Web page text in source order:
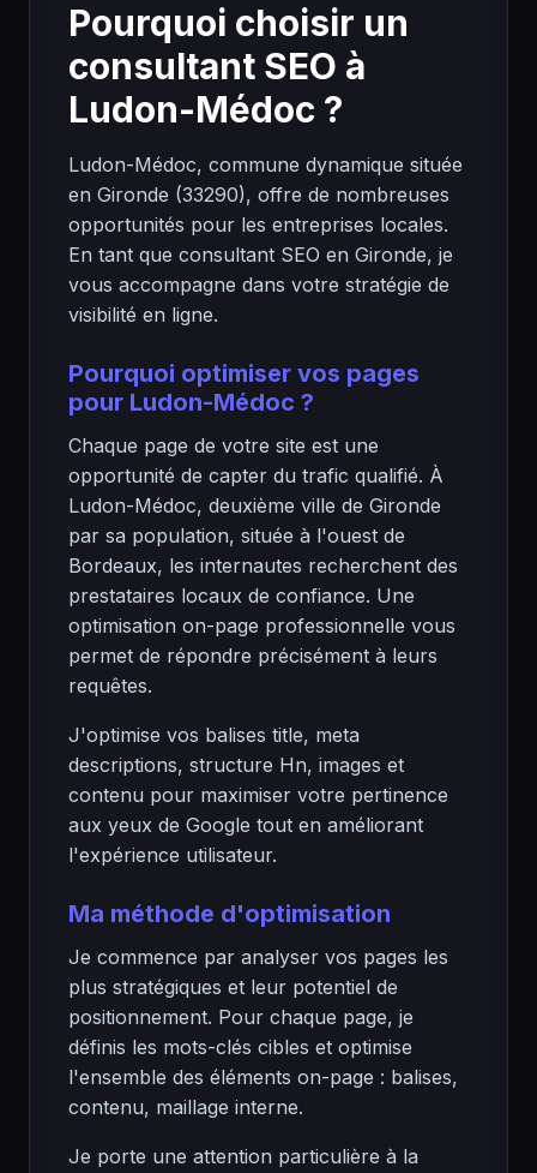
Pourquoi choisir un
consultant SEO à
Ludon-Médoc ?
Ludon-Médoc, commune dynamique située
en Gironde (33290), offre de nombreuses
opportunités pour les entreprises locales.
En tant que consultant SEO en Gironde, je
vous accompagne dans votre stratégie de
visibilité en ligne.
Pourquoi optimiser vos pages
pour Ludon-Médoc ?
Chaque page de votre site est une
opportunité de capter du trafic qualifié. À
Ludon-Médoc, deuxième ville de Gironde
par sa population, située à l'ouest de
Bordeaux, les internautes recherchent des
prestataires locaux de confiance. Une
optimisation on-page professionnelle vous
permet de répondre précisément à leurs
requêtes.
J'optimise vos balises title, meta
descriptions, structure Hn, images et
contenu pour maximiser votre pertinence
aux yeux de Google tout en améliorant
l'expérience utilisateur.
Ma méthode d'optimisation
Je commence par analyser vos pages les
plus stratégiques et leur potentiel de
positionnement. Pour chaque page, je
définis les mots-clés cibles et optimise
l'ensemble des éléments on-page : balises,
contenu, maillage interne.
Je porte une attention particulière à la